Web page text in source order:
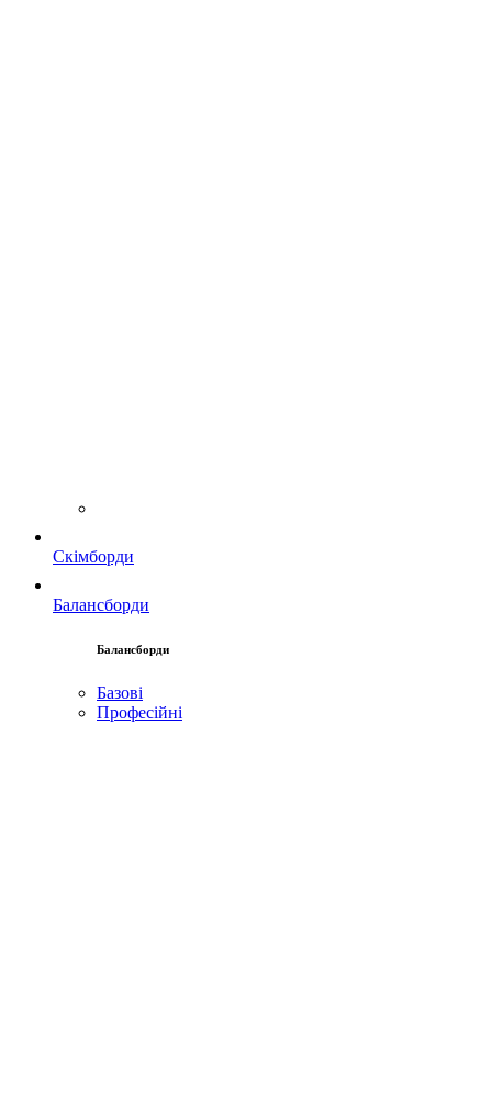
Скімборди
Балансборди
Балансборди
Базові
Професійні